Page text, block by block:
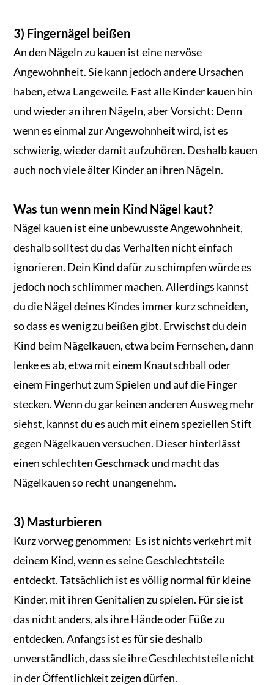
3) Fingernägel beißen
An den Nägeln zu kauen ist eine nervöse
Angewohnheit. Sie kann jedoch andere Ursachen
haben, etwa Langeweile. Fast alle Kinder kauen hin
und wieder an ihren Nägeln, aber Vorsicht: Denn
wenn es einmal zur Angewohnheit wird, ist es
schwierig, wieder damit aufzuhören. Deshalb kauen
auch noch viele älter Kinder an ihren Nägeln.
Was tun wenn mein Kind Nägel kaut?
Nägel kauen ist eine unbewusste Angewohnheit,
deshalb solltest du das Verhalten nicht einfach
ignorieren. Dein Kind dafür zu schimpfen würde es
jedoch noch schlimmer machen. Allerdings kannst
du die Nägel deines Kindes immer kurz schneiden,
so dass es wenig zu beißen gibt. Erwischst du dein
Kind beim Nägelkauen, etwa beim Fernsehen, dann
lenke es ab, etwa mit einem Knautschball oder
einem Fingerhut zum Spielen und auf die Finger
stecken. Wenn du gar keinen anderen Ausweg mehr
siehst, kannst du es auch mit einem speziellen Stift
gegen Nägelkauen versuchen. Dieser hinterlässt
einen schlechten Geschmack und macht das
Nägelkauen so recht unangenehm.
3) Masturbieren
Kurz vorweg genommen: Es ist nichts verkehrt mit
deinem Kind, wenn es seine Geschlechtsteile
entdeckt. Tatsächlich ist es völlig normal für kleine
Kinder, mit ihren Genitalien zu spielen. Für sie ist
das nicht anders, als ihre Hände oder Füße zu
entdecken. Anfangs ist es für sie deshalb
unverständlich, dass sie ihre Geschlechtsteile nicht
in der Öffentlichkeit zeigen dürfen.